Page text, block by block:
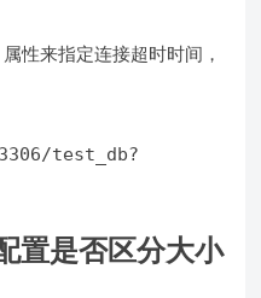
性来指定连接超时时间，
test_db?
置是否区分大小